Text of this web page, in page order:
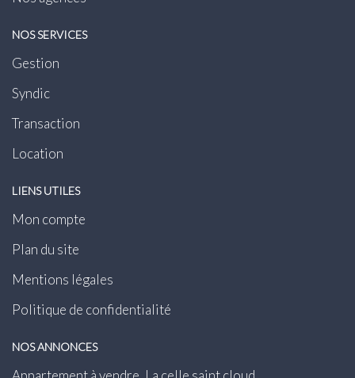
NOS SERVICES
Gestion
Syndic
Transaction
Location
LIENS UTILES
Mon compte
Plan du site
Mentions légales
Politique de confidentialité
NOS ANNONCES